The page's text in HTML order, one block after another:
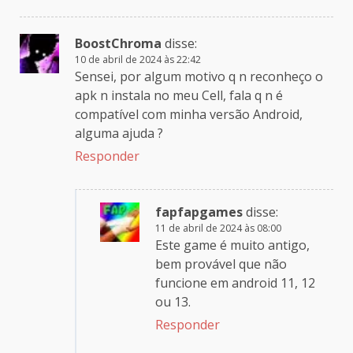
BoostChroma disse:
10 de abril de 2024 às 22:42
Sensei, por algum motivo q n reconheço o
apk n instala no meu Cell, fala q n é
compatível com minha versão Android,
alguma ajuda ?
Responder
fapfapgamesdisse:
11 de abril de 2024 às 08:00
Este game é muito antigo,
bem provável que não
funcione em android 11, 12
ou 13.
Responder